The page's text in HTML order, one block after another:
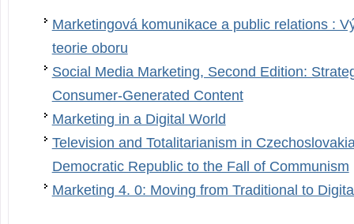
Marketingová komunikace a public relations :
teorie oboru
Social Media Marketing, Second Edition:
Consumer-Generated Content
Marketing in a Digital World
Television and Totalitarianism in
Democratic Republic to the Fall of Communism
Marketing 4. 0: Moving from Traditional to